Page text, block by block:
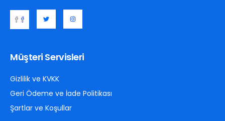
Müşteri Servisleri
Gizlilik ve KVKK
Geri Ödeme ve İade Politikası
Şartlar ve Koşullar